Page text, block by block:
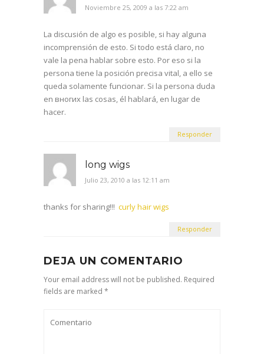
Noviembre 25, 2009 a las 7:22 am
La discusión de algo es posible, si hay alguna
incomprensión de esto. Si todo está claro, no
vale la pena hablar sobre esto. Por eso si la
persona tiene la posición precisa vital, a ello se
queda solamente funcionar. Si la persona duda
en вногих las cosas, él hablará, en lugar de
hacer.
Responder
long wigs
Julio 23, 2010 a las 12:11 am
thanks for sharing!!! curly hair wigs
Responder
DEJA UN COMENTARIO
Your email address will not be published. Required
fields are marked *